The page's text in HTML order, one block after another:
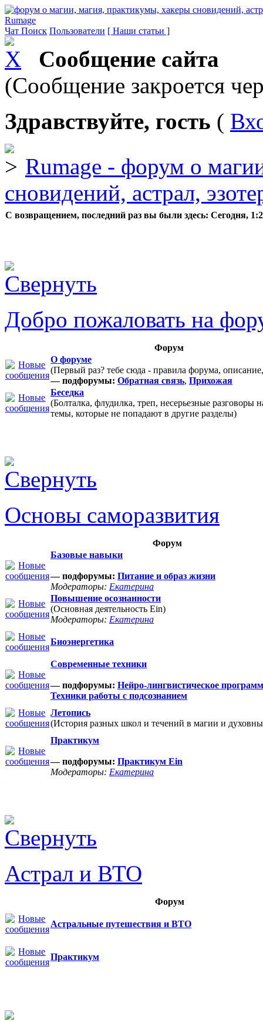
Rumage
Чат Поиск Пользователи [ Наши статьи ]
Сообщение сайта
(Сообщение закроется
Здравствуйте, гость (
Rumage - форум о
сновидений, астрал,
С возвращением, последний раз вы были здесь: Сегодня,
Добро пожаловать на
Форум
О форуме
(Первый раз? тебе сюда - правила форума,
— подфорумы: Обратная связь, Прихожая
Беседка
(Болталка, флудилка, треп, несерьезные разговоры
темы, которые не попадают в другие разделы)
Основы саморазвития
Форум
Базовые навыки
— подфорумы: Питание и образ жизни
Модераторы: Екатерина
Повышение осознанности
(Основная деятельность Ein)
Модераторы: Екатерина
Биоэнергетика
Современные техники
— подфорумы: Нейро-лингвистическое
Техники работы с подсознанием
Летопись
(История разных школ и течений в магии и
Практикум
— подфорумы: Практикум Ein
Модераторы: Екатерина
Астрал и ВТО
Форум
Астральные путешествия и ВТО
Практикум